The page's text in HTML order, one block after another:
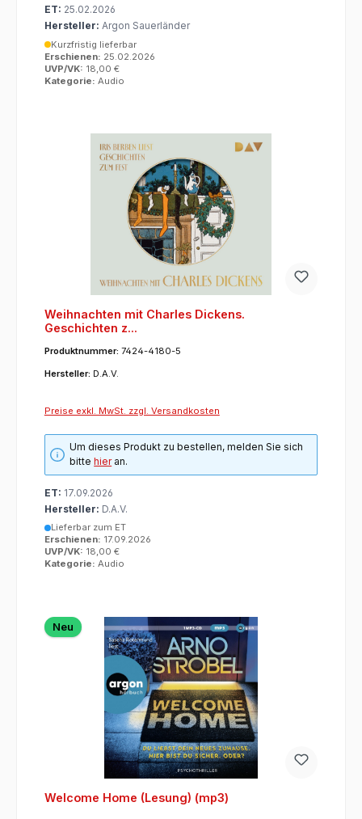
ET: 25.02.2026
Hersteller: Argon Sauerländer
Kurzfristig lieferbar
Erschienen: 25.02.2026
UVP/VK: 18,00 €
Kategorie: Audio
Weihnachten mit Charles Dickens.
Geschichten z...
Produktnummer: 7424-4180-5
Hersteller: D.A.V.
Preise exkl. MwSt. zzgl. Versandkosten
Um dieses Produkt zu bestellen, melden Sie sich
bittehieran.
ET: 17.09.2026
Hersteller: D.A.V.
Lieferbar zum ET
Erschienen: 17.09.2026
UVP/VK: 18,00 €
Kategorie: Audio
Neu
Welcome Home (Lesung) (mp3)